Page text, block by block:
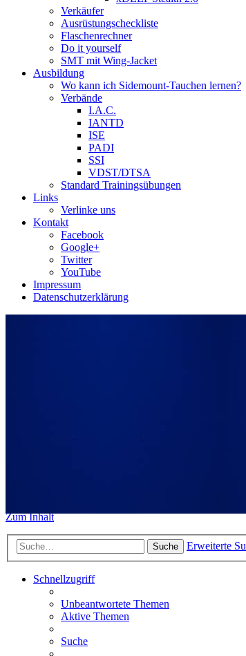
Verkäufer
Ausrüstungscheckliste
Flaschenrechner
Do it yourself
SMT mit Wing-Jacket
Ausbildung
Wo kann ich Sidemount-Tauchen lernen?
Verbände
I.A.C.
IANTD
ISE
PADI
SSI
VDST/DTSA
Standard Trainingsübungen
Links
Verlinke uns
Kontakt
Facebook
Google+
Twitter
YouTube
Impressum
Datenschutzerklärung
Das Sidemount-Forum
Das alte Forum hier
Zum Inhalt
Suche Erweiterte
Schnellzugriff
Unbeantwortete Themen
Aktive Themen
Suche